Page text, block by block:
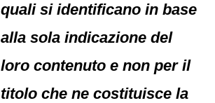
quali si identificano in base
alla sola indicazione del
loro contenuto e non per il
titolo che ne costituisce la